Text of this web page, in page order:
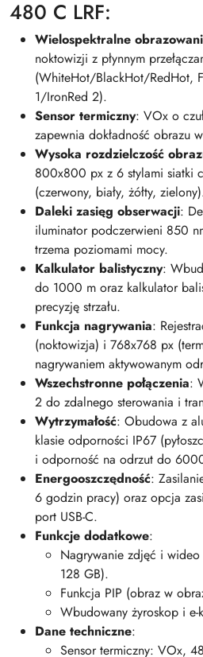
480 C LRF:
Wielospektralne
noktowizji z płynnym
(WhiteHot/BlackHot/RedHot,
1/IronRed 2).
Sensor termiczny: VOx o
zapewnia dokładność obrazu
Wysoka rozdzielczość
800x800 px z 6 stylami siatki
(czerwony, biały, żółty,
Daleki zasięg obserwacji:
iluminator podczerwieni 850
trzema poziomami mocy.
Kalkulator balistyczny:
do 1000 m oraz kalkulator
precyzję strzału.
Funkcja nagrywania:
(noktowizja) i 768x768 px
nagrywaniem aktywowanym
Wszechstronne połączenia:
2 do zdalnego sterowania i
Wytrzymałość: Obudowa z
klasie odporności IP67
i odporność na odrzut do
Energooszczędność:
6 godzin pracy) oraz opcja
port USB-C.
Funkcje dodatkowe:
Nagrywanie zdjęć i
128 GB).
Funkcja PIP (obraz w
Wbudowany żyroskop i e-
Dane techniczne:
Sensor termiczny: VOx,